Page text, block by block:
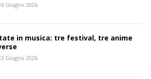
Giugno 2026
in musica: tre festival, tre anime
Giugno 2026